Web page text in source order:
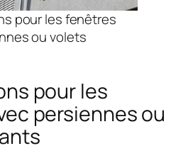
pour les fenêtres
ou volets
pour les
persiennes ou